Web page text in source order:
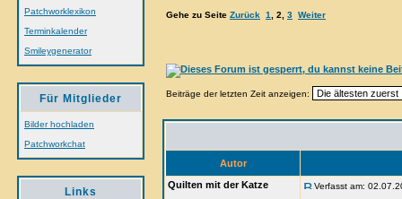
Patchworklexikon
Terminkalender
Smileygenerator
Für Mitglieder
Bilder hochladen
Patchworkchat
Links
Gehe zu Seite Zurück 1 2 3 Weiter
Beiträge der letzten Zeit anzeigen:
Autor
Quilten mit der Katze
Verfasst am: